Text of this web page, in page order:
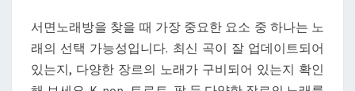
서면노래방을 찾을 때 가장 중요한 요소 중 하나는 노
래의 선택 가능성입니다. 최신 곡이 잘 업데이트되어
있는지, 다양한 장르의 노래가 구비되어 있는지 확인